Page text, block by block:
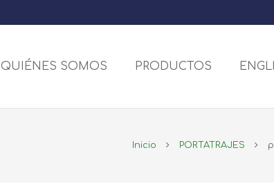
QUIÉNES SOMOS PRODUCTOS
Inicio PORTATRAJES